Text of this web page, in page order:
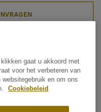
klikken gaat u akkoord met
voor het verbeteren van
en om ons
Cookiebeleid